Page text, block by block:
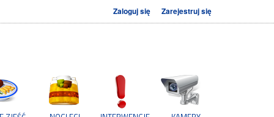
Zaloguj się Zarejestruj się